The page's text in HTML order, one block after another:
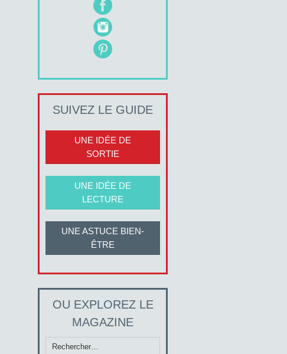
SUIVEZ LE GUIDE
UNE IDÉE DE
SORTIE
UNE IDÉE DE
LECTURE
UNE ASTUCE BIEN-
ÊTRE
OU EXPLOREZ LE
MAGAZINE
Rechercher :